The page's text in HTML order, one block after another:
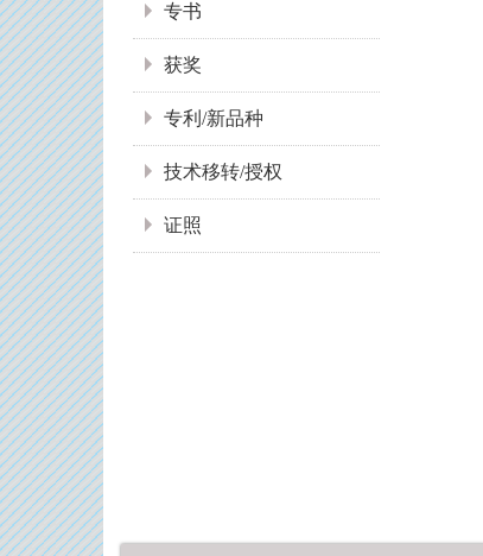
专书
获奖
专利/新品种
技术移转/授权
证照